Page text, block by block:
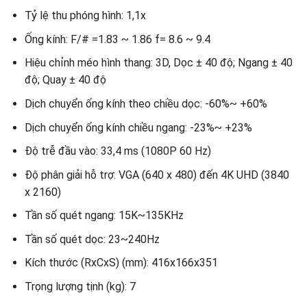
Tỷ lệ thu phóng hình: 1,1x
Ống kính: F/# =1.83 ~ 1.86 f= 8.6 ~ 9.4
Hiệu chỉnh méo hình thang: 3D, Dọc ± 40 độ; Ngang ± 40
độ; Quay ± 40 độ
Dịch chuyển ống kính theo chiều dọc: -60%~ +60%
Dịch chuyển ống kính chiều ngang: -23%~ +23%
Độ trễ đầu vào: 33,4 ms (1080P 60 Hz)
Độ phân giải hỗ trợ: VGA (640 x 480) đến 4K UHD (3840
x 2160)
Tần số quét ngang: 15K~135KHz
Tần số quét dọc: 23~240Hz
Kích thước (RxCxS) (mm): 416x166x351
Trọng lượng tịnh (kg): 7